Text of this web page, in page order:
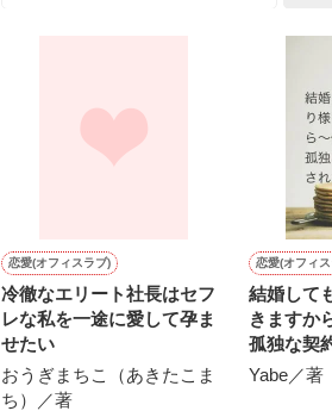
シゴデキで冷徹な上司が見せる素顔
※表紙も作中使用の画像も全てフリー
※執筆期間2026.6.3〜7.20完結です
※他サイトさんにて恋愛トレンド1位
恋愛(オフィスラブ)
冷徹なエリート社長はセフ
レな私を一途に愛して孕ま
せたい
おうぎまちこ（あきたこま
ち）／著
恋愛(オフィ
結婚して
きますか
孤独な契
～
Yabe／著